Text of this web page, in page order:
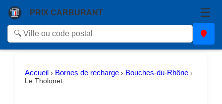
PRIX CARBURANT ☰
Accueil › Bornes de recharge› Bouches-du-Rhône›
Le Tholonet